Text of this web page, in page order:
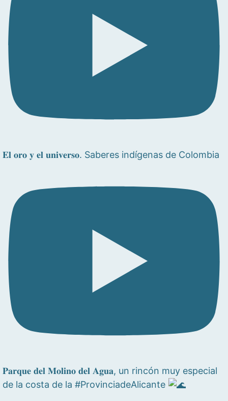
𝐄𝐥 𝐨𝐫𝐨 𝐲 𝐞𝐥 𝐮𝐧𝐢𝐯𝐞𝐫𝐬𝐨. Saberes indígenas de Colombia
𝐏𝐚𝐫𝐪𝐮𝐞 𝐝𝐞𝐥 𝐌𝐨𝐥𝐢𝐧𝐨 𝐝𝐞𝐥 𝐀𝐠𝐮𝐚, un rincón muy especial
de la costa de la #ProvinciadeAlicante